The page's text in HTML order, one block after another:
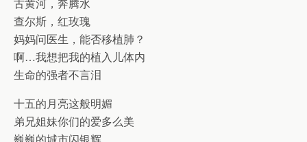
查尔斯，红玫瑰
妈妈问医生，能否移植肺？
啊…我想把我的植入儿体内
生命的强者不言泪
十五的月亮这般明媚
弟兄姐妹你们的爱多么美